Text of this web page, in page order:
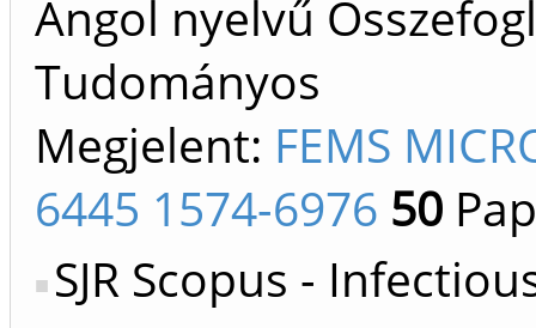
Angol nyelvű
Tudományos
Megjelent: FEMS
6445 1574-6976 50
SJR Scopus -